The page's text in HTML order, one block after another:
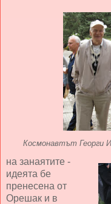
Космонавтът Георги
на занаятите -
идеята бе
пренесена от
Орешак и в